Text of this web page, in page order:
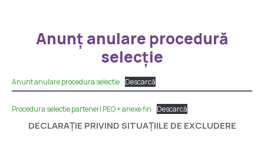
Anunț anulare procedură
selecție
Anunt anulare procedura selectie Descarcă
Procedura selectie parteneri PEO + anexe fin Descarcă
DECLARAȚIE PRIVIND SITUAȚIILE DE EXCLUDERE